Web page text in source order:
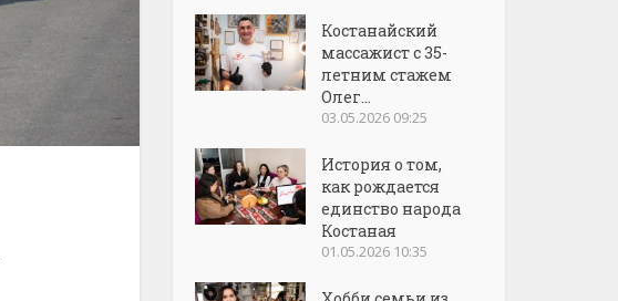
Костанайский
массажист с 35-
летним стажем
Олег...
03.05.2026 09:25
История о том,
как рождается
единство народа
Костаная
01.05.2026 10:35